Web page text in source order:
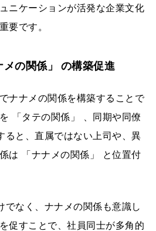
ニケーションが活発な企業文化
要です。
の関係」 の構築促進
ナナメの関係を構築することで
「タテの関係」 、同期や同僚
ると、直属ではない上司や、異
は 「ナナメの関係」 と位置付
でなく、ナナメの関係も意識し
促すことで、社員同士が多角的